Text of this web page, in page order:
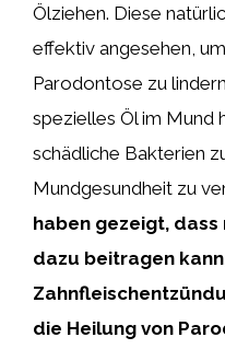
Ölziehen. Diese
effektiv angesehen,
Parodontose zu
spezielles Öl im Mund
schädliche Bakterien
Mundgesundheit zu
haben gezeigt,
dazu beitragen
die Heilung von